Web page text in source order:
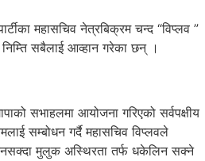
महासचिव नेत्रबिक्रम चन्द “विप्लव ”
सबैलाई आव्हान गरेका छन् ।
सभाहलमा आयोजना गरिएको सर्वपक्षीय
सम्बोधन गर्दै महासचिव विप्लवले
मुलुक अस्थिरता तर्फ धकेलिन सक्ने